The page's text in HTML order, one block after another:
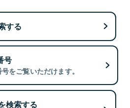
する
号
をご覧いただけます。
検索する